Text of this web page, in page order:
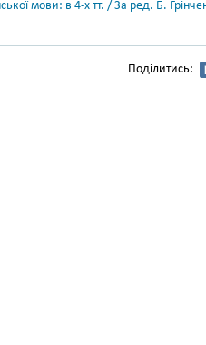
мови: в 4-х тт. / За ред. Б.
Поділитись: